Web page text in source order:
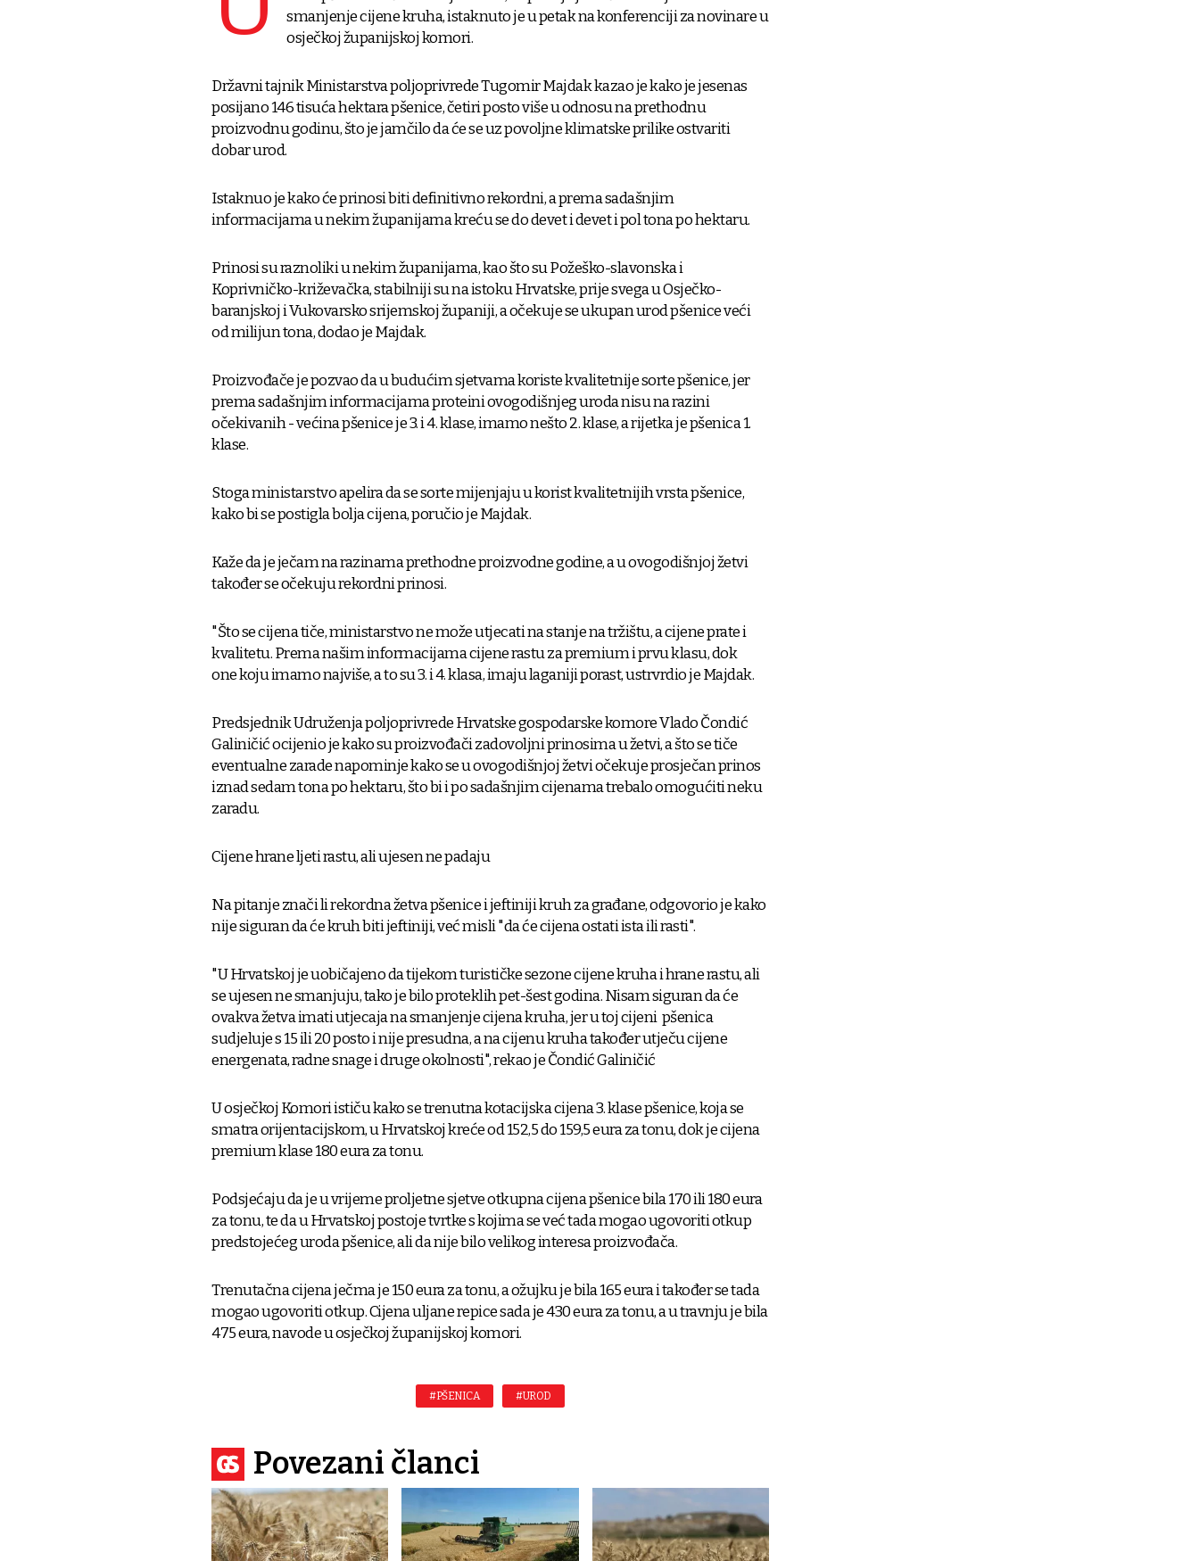
smanjenje cijene kruha, istaknuto je u petak na konferenciji za novinare u
osječkoj županijskoj komori.
Državni tajnik Ministarstva poljoprivrede Tugomir Majdak kazao je kako je jesenas
posijano 146 tisuća hektara pšenice, četiri posto više u odnosu na prethodnu
proizvodnu godinu, što je jamčilo da će se uz povoljne klimatske prilike ostvariti
dobar urod.
Istaknuo je kako će prinosi biti definitivno rekordni, a prema sadašnjim
informacijama u nekim županijama kreću se do devet i devet i pol tona po hektaru.
Prinosi su raznoliki u nekim županijama, kao što su Požeško-slavonska i
Koprivničko-križevačka, stabilniji su na istoku Hrvatske, prije svega u Osječko-
baranjskoj i Vukovarsko srijemskoj županiji, a očekuje se ukupan urod pšenice veći
od milijun tona, dodao je Majdak.
Proizvođače je pozvao da u budućim sjetvama koriste kvalitetnije sorte pšenice, jer
prema sadašnjim informacijama proteini ovogodišnjeg uroda nisu na razini
očekivanih - većina pšenice je 3. i 4. klase, imamo nešto 2. klase, a rijetka je pšenica 1.
klase.
Stoga ministarstvo apelira da se sorte mijenjaju u korist kvalitetnijih vrsta pšenice,
kako bi se postigla bolja cijena, poručio je Majdak.
Kaže da je ječam na razinama prethodne proizvodne godine, a u ovogodišnjoj žetvi
također se očekuju rekordni prinosi.
"Što se cijena tiče, ministarstvo ne može utjecati na stanje na tržištu, a cijene prate i
kvalitetu. Prema našim informacijama cijene rastu za premium i prvu klasu, dok
one koju imamo najviše, a to su 3. i 4. klasa, imaju laganiji porast, ustrvrdio je Majdak.
Predsjednik Udruženja poljoprivrede Hrvatske gospodarske komore Vlado Čondić
Galiničić ocijenio je kako su proizvođači zadovoljni prinosima u žetvi, a što se tiče
eventualne zarade napominje kako se u ovogodišnjoj žetvi očekuje prosječan prinos
iznad sedam tona po hektaru, što bi i po sadašnjim cijenama trebalo omogućiti neku
zaradu.
Cijene hrane ljeti rastu, ali ujesen ne padaju
Na pitanje znači li rekordna žetva pšenice i jeftiniji kruh za građane, odgovorio je kako
nije siguran da će kruh biti jeftiniji, već misli "da će cijena ostati ista ili rasti".
"U Hrvatskoj je uobičajeno da tijekom turističke sezone cijene kruha i hrane rastu, ali
se ujesen ne smanjuju, tako je bilo proteklih pet-šest godina. Nisam siguran da će
ovakva žetva imati utjecaja na smanjenje cijena kruha, jer u toj cijeni pšenica
sudjeluje s 15 ili 20 posto i nije presudna, a na cijenu kruha također utječu cijene
energenata, radne snage i druge okolnosti", rekao je Čondić Galiničić
U osječkoj Komori ističu kako se trenutna kotacijska cijena 3. klase pšenice, koja se
smatra orijentacijskom, u Hrvatskoj kreće od 152,5 do 159,5 eura za tonu, dok je cijena
premium klase 180 eura za tonu.
Podsjećaju da je u vrijeme proljetne sjetve otkupna cijena pšenice bila 170 ili 180 eura
za tonu, te da u Hrvatskoj postoje tvrtke s kojima se već tada mogao ugovoriti otkup
predstojećeg uroda pšenice, ali da nije bilo velikog interesa proizvođača.
Trenutačna cijena ječma je 150 eura za tonu, a ožujku je bila 165 eura i također se tada
mogao ugovoriti otkup. Cijena uljane repice sada je 430 eura za tonu, a u travnju je bila
475 eura, navode u osječkoj županijskoj komori.
#PŠENICA #UROD
Povezani članci